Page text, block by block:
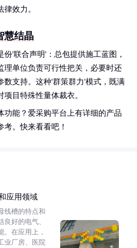
效力。
慧结晶
'联合声明'：总包提供施工蓝图，
理单位负责可行性把关，必要时还
数支持。这种'群策群力'模式，既满
目特殊性量体裁衣。
功能？爱采购平台上有详细的产品
。快来看看吧！
应用领域
线槽的特点和
良好的电气、
。在应用上，
业厂房、医院